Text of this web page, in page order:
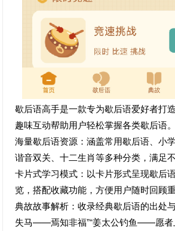
歇后语高手是一款专为歇后语爱好者打
趣味互动帮助用户轻松掌握各类歇后语。
海量歇后语资源：涵盖常用歇后语、小
谐音双关、十二生肖等多种分类，满足
卡片式学习模式：以卡片形式呈现歇后
览，搭配收藏功能，方便用户随时回顾
典故故事解析：收录经典歇后语的出处
失马——焉知非福”“姜太公钓鱼——愿者